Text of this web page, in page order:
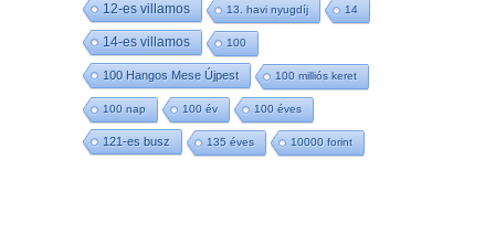
12-es villamos 13. havi nyugdíj 14
14-es villamos 100
100 Hangos Mese Újpest 100 milliós keret
100 nap 100 év 100 éves
121-es busz 135 éves 10000 forint